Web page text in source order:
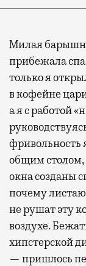
Милая
прибежала
только я
в кофейне
а я с работой
фривольность
общим столом,
окна созданы
почему
не рушат эту
воздухе.
хипстерской
— пришлось